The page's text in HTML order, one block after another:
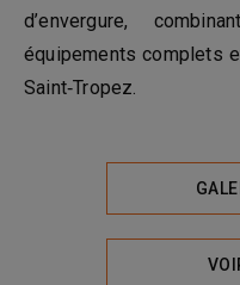
d’envergure,
équipements complets
Saint‑Tropez.